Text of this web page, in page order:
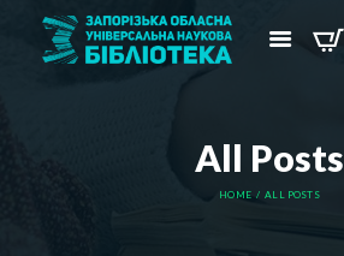
All Posts
HOME ALL POSTS